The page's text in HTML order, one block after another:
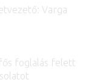
Varga
foglalás felett